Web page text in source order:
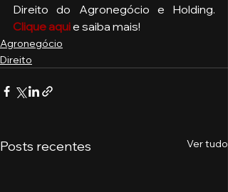
Clique aquie saiba mais!
Agronegócio
Direito
Posts recentes Ver tudo